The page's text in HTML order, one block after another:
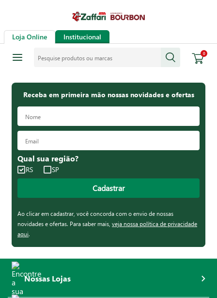
Loja Online Institucional
0
Receba em primeira mão nossas novidades e ofertas
Qual sua região?
RS SP
Cadastrar
Ao clicar em cadastrar, você concorda com o envio de nossas
novidades e ofertas. Para saber mais, veja nossa política de privacidade
aqui.
Nossas Lojas